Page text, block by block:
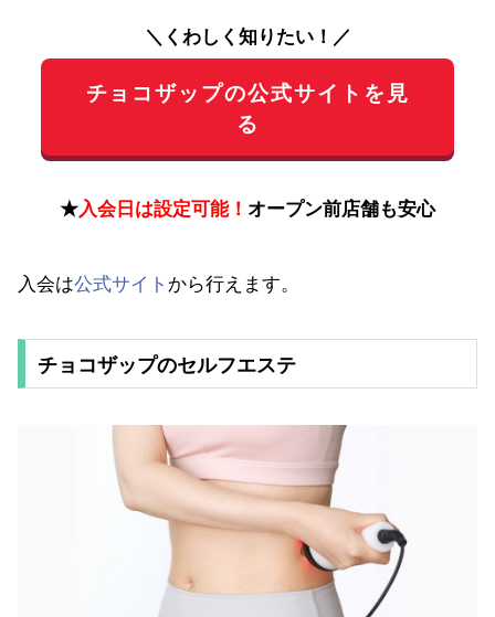
＼くわしく知りたい！／
チョコザップの公式サイトを見
る
★入会日は設定可能！ オープン前店舗も安心
入会は公式サイト から行えます。
チョコザップのセルフエステ